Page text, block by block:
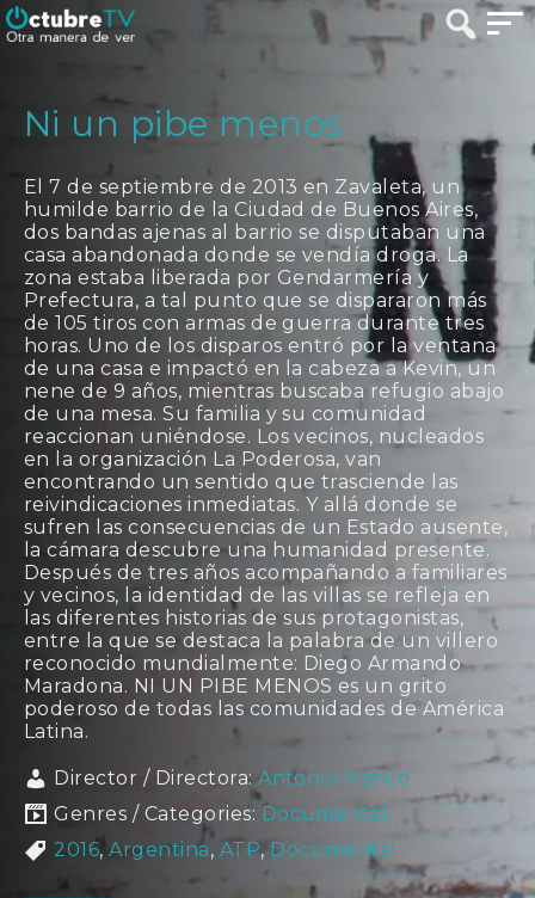
Ni un pibe menos
El 7 de septiembre de 2013 en Zavaleta, un
humilde barrio de la Ciudad de Buenos Aires,
dos bandas ajenas al barrio se disputaban una
casa abandonada donde se vendía droga. La
zona estaba liberada por Gendarmería y
Prefectura, a tal punto que se dispararon más
de 105 tiros con armas de guerra durante tres
horas. Uno de los disparos entró por la ventana
de una casa e impactó en la cabeza a Kevin, un
nene de 9 años, mientras buscaba refugio abajo
de una mesa. Su familia y su comunidad
reaccionan uniéndose. Los vecinos, nucleados
en la organización La Poderosa, van
encontrando un sentido que trasciende las
reivindicaciones inmediatas. Y allá donde se
sufren las consecuencias de un Estado ausente,
la cámara descubre una humanidad presente.
Después de tres años acompañando a familiares
y vecinos, la identidad de las villas se refleja en
las diferentes historias de sus protagonistas,
entre la que se destaca la palabra de un villero
reconocido mundialmente: Diego Armando
Maradona. NI UN PIBE MENOS es un grito
poderoso de todas las comunidades de América
Latina.
Director / Directora:Antonio Manco
Genres / Categories: Documental
2016,Argentina, ATP, Documental